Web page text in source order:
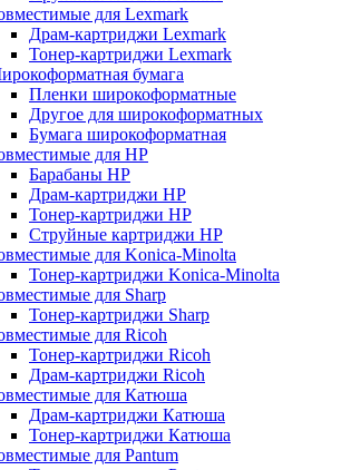
для Lexmark
Драм-картриджи Lexmark
Тонер-картриджи Lexmark
бумага
Пленки широкоформатные
Другое для широкоформатных
Бумага широкоформатная
для HP
Барабаны HP
Драм-картриджи HP
Тонер-картриджи HP
Струйные картриджи HP
для Konica-Minolta
Тонер-картриджи Konica-Minolta
для Sharp
Тонер-картриджи Sharp
для Ricoh
Тонер-картриджи Ricoh
Драм-картриджи Ricoh
для Катюша
Драм-картриджи Катюша
Тонер-картриджи Катюша
для Pantum